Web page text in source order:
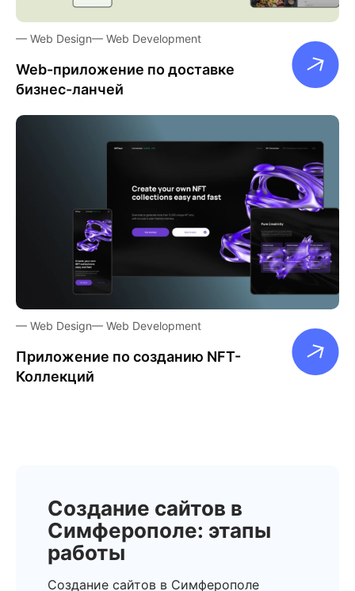
Web Design Web Development
Web-приложение по доставке
бизнес-ланчей
Web Design Web Development
Приложение по созданию NFT-
Коллекций
Создание сайтов в
Симферополе: этапы
работы
Создание сайтов в Симферополе